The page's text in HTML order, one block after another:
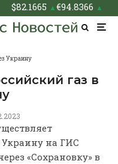
$82.1665 ▲€94.8366 ▲
Украину
газ в
Украину на ГИС
«Сохрановку» в